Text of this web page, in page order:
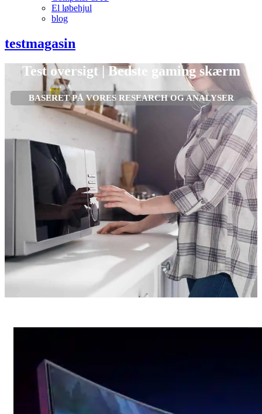
El løbehjul
blog
testmagasin
Test oversigt | Bedste gaming skærm
BASERET PÅ VORES RESEARCH OG ANALYSER